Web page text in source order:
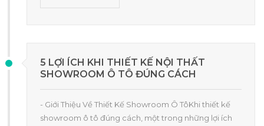
5 LỢI ÍCH KHI THIẾT KẾ NỘI THẤT
SHOWROOM Ô TÔ ĐÚNG CÁCH
- Giới Thiệu Về Thiết Kế Showroom Ô TôKhi thiết kế
showroom ô tô đúng cách, một trong những lợi ích